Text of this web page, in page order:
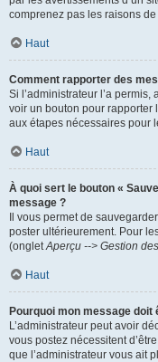
comprenez pas les raisons
Haut
Comment rapporter des
Si l’administrateur l’a
voir un bouton pour rapporter
aux étapes nécessaires pour
Haut
À quoi sert le bouton «
message ?
Il vous permet de
poster ultérieurement. Pour
(ongletAperçu --> Gestion
Haut
Pourquoi mon message doit
L’administrateur peut avoir
vous postez nécessitent
que l’administrateur vous ait